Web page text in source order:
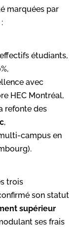
marquées par
:
étudiants,
avec
HEC Montréal,
refonte des
,
campus en
trois
son statut
supérieur
ses frais